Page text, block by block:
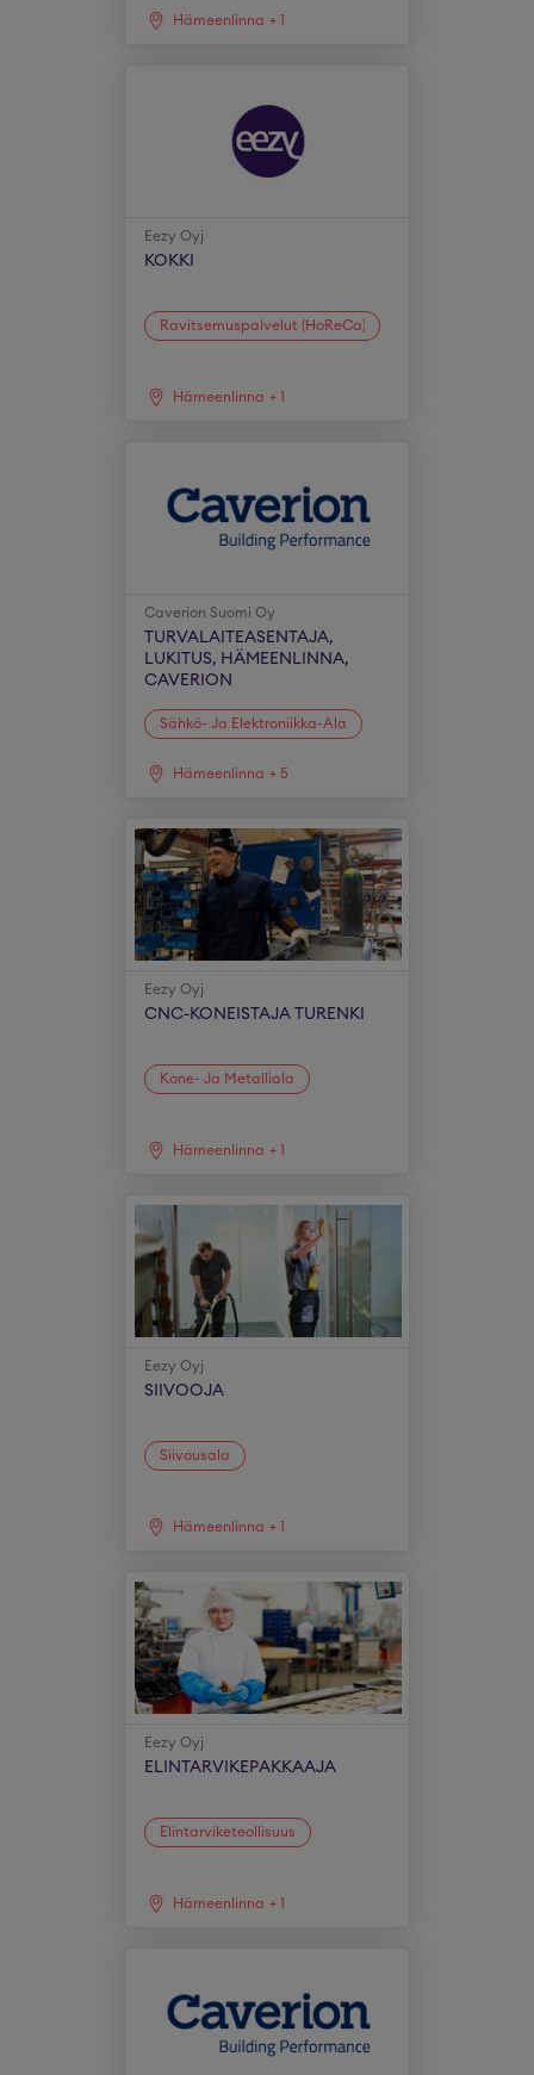
Hämeenlinna + 1
Eezy Oyj
KOKKI
Ravitsemuspalvelut (HoReCa)
Hämeenlinna + 1
Caverion Suomi Oy
TURVALAITEASENTAJA,
LUKITUS, HÄMEENLINNA,
CAVERION
Sähkö- Ja Elektroniikka-Ala
Hämeenlinna + 5
Eezy Oyj
CNC-KONEISTAJA TURENKI
Kone- Ja Metalliala
Hämeenlinna + 1
Eezy Oyj
SIIVOOJA
Siivousala
Hämeenlinna + 1
Eezy Oyj
ELINTARVIKEPAKKAAJA
Elintarviketeollisuus
Hämeenlinna + 1